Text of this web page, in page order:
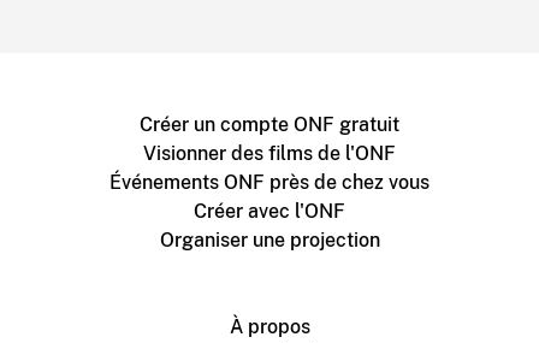
Créer un compte ONF gratuit
Visionner des films de l'ONF
Événements ONF près de chez vous
Créer avec l'ONF
Organiser une projection
À propos